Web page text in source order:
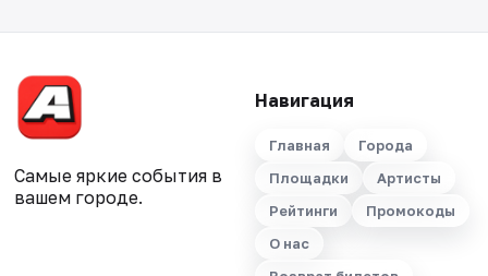
Самые яркие события в
вашем городе.
Навигация
Главная
Города
Площадки
Артисты
Рейтинги
Промокоды
О нас